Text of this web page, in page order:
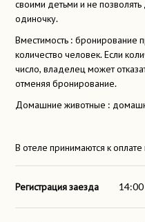
своими детьми и не
одиночку.
Вместимость : бронирование
количество человек. Если
число, владелец может
отменяя бронирование.
Домашние животные :
В отеле принимаются к
Регистрация заезда 14:00